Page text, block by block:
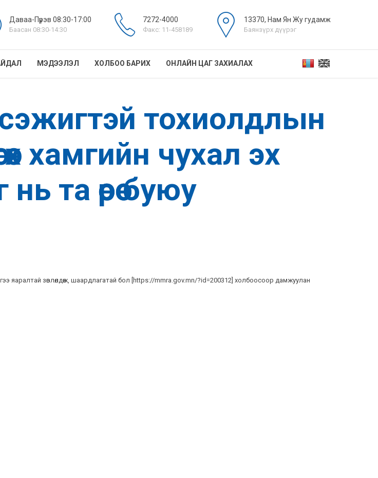
Даваа-Пүрэв 08:30-17:00
Баасан 08:30-14:30
7272-4000
Факс: 11-458189
13370, Нам Ян Жу гудамж
Баянзүрх дүүрэг
МЭДЭЭЛЭЛ ХОЛБОО БАРИХ ОНЛАЙН ЦАГ ЗАХИАЛАХ
сэжигтэй тохиолдлын
хамгийн чухал эх
та өөрөө буюу
яаралтай зөвлөлдөж, шаардлагатай бол https://mmra.gov.mn/?id=200312 ] холбоосоор дамжуулан